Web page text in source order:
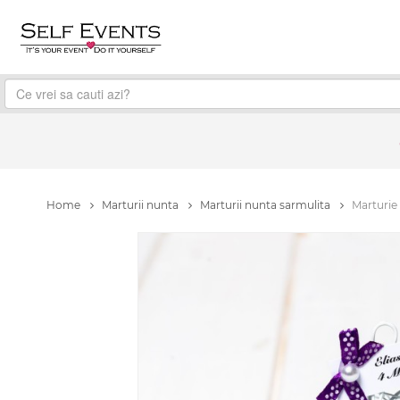
Home Marturii nunta Marturii nunta sarmulita